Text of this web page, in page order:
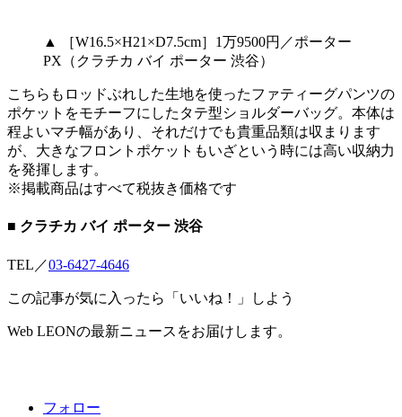
▲ ［W16.5×H21×D7.5cm］1万9500円／ポーター
PX（クラチカ バイ ポーター 渋谷）
こちらもロッドぶれした生地を使ったファティーグパンツの
ポケットをモチーフにしたタテ型ショルダーバッグ。本体は
程よいマチ幅があり、それだけでも貴重品類は収まります
が、大きなフロントポケットもいざという時には高い収納力
を発揮します。
※掲載商品はすべて税抜き価格です
■ クラチカ バイ ポーター 渋谷
TEL／03-6427-4646
この記事が気に入ったら「いいね！」しよう
Web LEONの最新ニュースをお届けします。
フォロー